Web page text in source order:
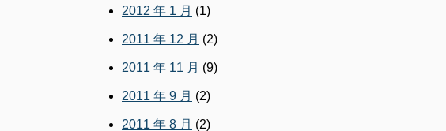
2012 年 1 月 (1)
2011 年 12 月 (2)
2011 年 11 月 (9)
2011 年 9 月 (2)
2011 年 8 月 (2)